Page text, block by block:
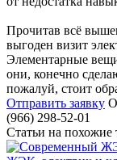
Прочитав всё
выгоден визит
Элементарные
они, конечно
пожалуй, стоит
Отправить заявку
(966) 298-52-01
Статьи на похожие